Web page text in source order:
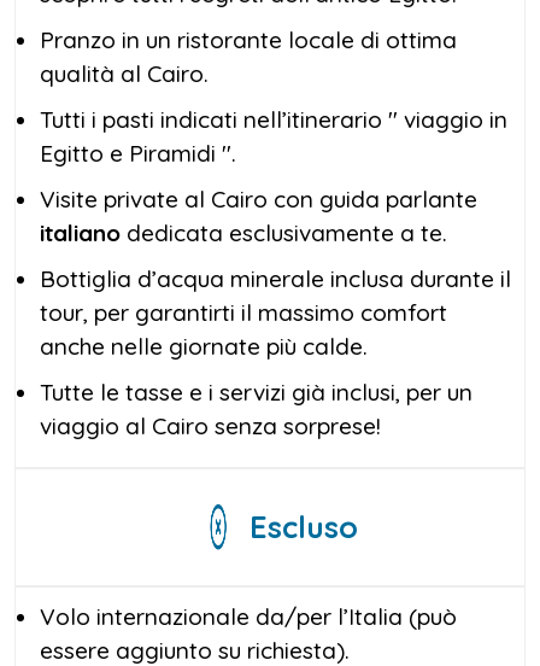
Pranzo in un ristorante locale di ottima
qualità al Cairo.
Tutti i pasti indicati nell’itinerario '' viaggio in
Egitto e Piramidi ''.
Visite private al Cairo con guida parlante
italiano dedicata esclusivamente a te.
Bottiglia d’acqua minerale inclusa durante il
tour, per garantirti il massimo comfort
anche nelle giornate più calde.
Tutte le tasse e i servizi già inclusi, per un
viaggio al Cairo senza sorprese!
Escluso
Volo internazionale da/per l’Italia (può
essere aggiunto su richiesta).